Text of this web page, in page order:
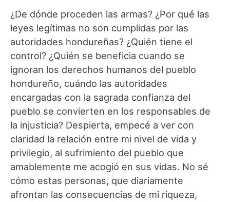
¿De dónde proceden las armas? ¿Por qué las
leyes legítimas no son cumplidas por las
autoridades hondureñas? ¿Quién tiene el
control? ¿Quién se beneficia cuando se
ignoran los derechos humanos del pueblo
hondureño, cuándo las autoridades
encargadas con la sagrada confianza del
pueblo se convierten en los responsables de
la injusticia? Despierta, empecé a ver con
claridad la relación entre mi nivel de vida y
privilegio, al sufrimiento del pueblo que
amablemente me acogió en sus vidas. No sé
cómo estas personas, que diariamente
afrontan las consecuencias de mi riqueza,